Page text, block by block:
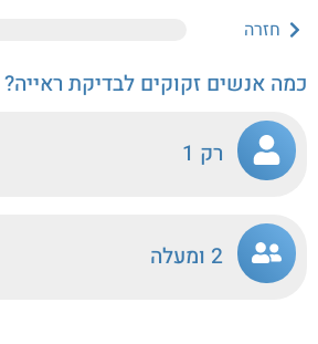
כמה אנשים זקוקים לבדיקת ראייה?
רק 1
2 ומעלה